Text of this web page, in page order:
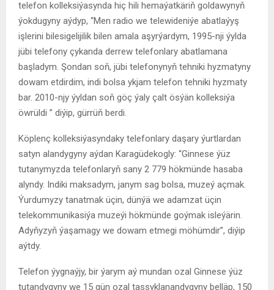
telefon kolleksiýasynda hiç hili hemaýatkäriň goldawynyň
ýokdugyny aýdyp, “Men radio we telewideniýe abatlaýyş
işlerini bilesigelijilik bilen amala aşyrýardym, 1995-nji ýylda
jübi telefony çykanda derrew telefonlary abatlamana
başladym. Şondan soň, jübi telefonynyň tehniki hyzmatyny
dowam etdirdim, indi bolsa ykjam telefon tehniki hyzmaty
bar. 2010-njy ýyldan soň göç ýaly çalt ösýän kolleksiýa
öwrüldi ” diýip, gürrüň berdi.
Köplenç kolleksiýasyndaky telefonlary daşary ýurtlardan
satyn alandygyny aýdan Karagüdekogly: “Ginnese ýüz
tutanymyzda telefonlaryň sany 2 779 hökmünde hasaba
alyndy. Indiki maksadym, janym sag bolsa, muzeý açmak.
Ýurdumyzy tanatmak üçin, dünýä we adamzat üçin
telekommunikasiýa muzeýi hökmünde goýmak isleýärin.
Adyňyzyň ýaşamagy we dowam etmegi möhümdir”, diýip
aýtdy.
Telefon ýygnaýjy, bir ýarym aý mundan ozal Ginnese ýüz
tutandygyny we 15 gün ozal tassyklanandygyny belläp, 150